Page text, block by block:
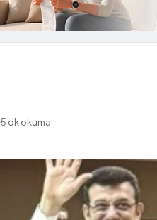
5 dk okuma